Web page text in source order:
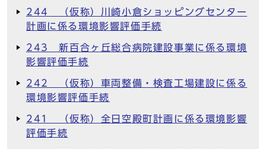
244 （仮称）川崎小倉ショッピングセンター
計画に係る環境影響評価手続
243 新百合ヶ丘総合病院建設事業に係る環境
影響評価手続
242 （仮称）車両整備・検査工場建設に係る
環境影響評価手続
241 （仮称）全日空殿町計画に係る環境影響
評価手続